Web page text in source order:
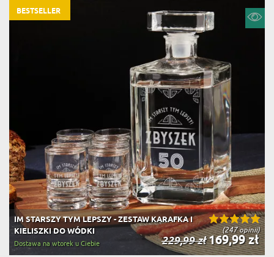
(247 opinii)
IM STARSZY TYM LEPSZY - ZESTAW KARAFKA I
KIELISZKI DO WÓDKI
229,99 zł169,99 zł
Dostawa na wtorek u Ciebie
BESTSELLER